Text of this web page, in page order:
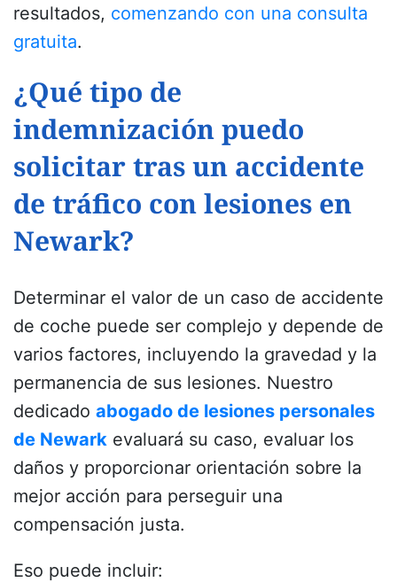
resultados, comenzando con una consulta
gratuita.
¿Qué tipo de
indemnización puedo
solicitar tras un accidente
de tráfico con lesiones en
Newark?
Determinar el valor de un caso de accidente
de coche puede ser complejo y depende de
varios factores, incluyendo la gravedad y la
permanencia de sus lesiones. Nuestro
dedicado abogado de lesiones personales
de Newark evaluará su caso, evaluar los
daños y proporcionar orientación sobre la
mejor acción para perseguir una
compensación justa.
Eso puede incluir: